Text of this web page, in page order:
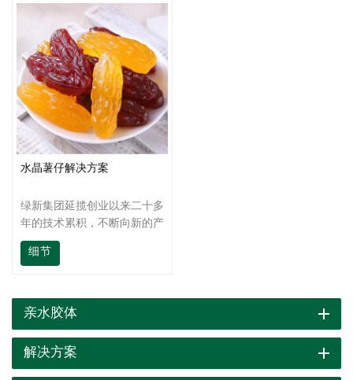
水晶薯仔解决方案
绿新集团延揽创业以来二十多
年的技术累积，不断向新的产
品研发目标冲刺，我们不仅提
供高质量的产品，还为客户提
有高素质的技术团队为客户提
您解答应用时遇到的各种问
题。
细节
亲水胶体
解决方案